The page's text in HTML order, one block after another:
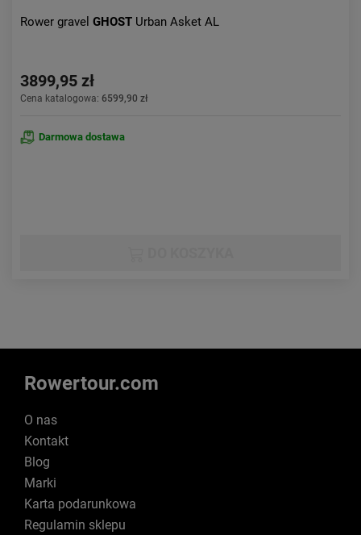
Rower gravel GHOST Urban Asket AL
3899,95 zł
Cena katalogowa: 6599,90 zł
Darmowa dostawa
Rowertour.com
O nas
Kontakt
Blog
Marki
Karta podarunkowa
Regulamin sklepu